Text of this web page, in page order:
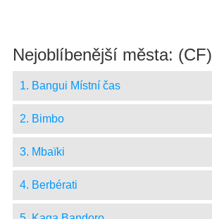
Nejoblíbenější města: (CF)
1. Bangui Místní čas
2. Bimbo
3. Mbaïki
4. Berbérati